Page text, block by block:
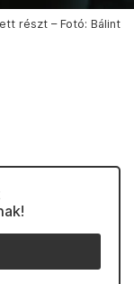
részt – Fotó: Bálint